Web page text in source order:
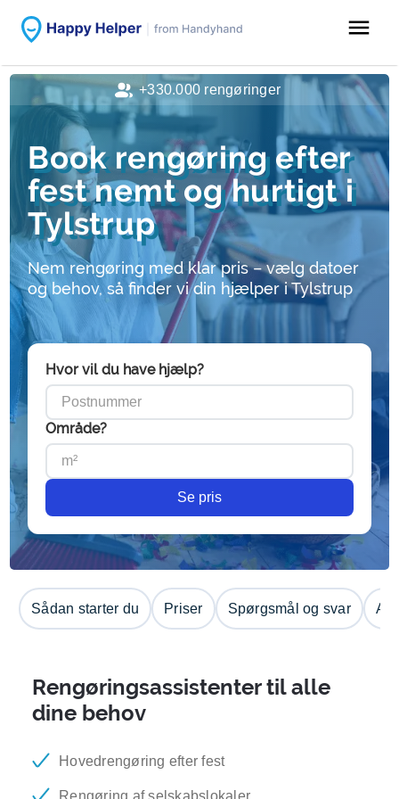
menu
Book rengøring efter
fest nemt og hurtigt i
Tylstrup
Nem rengøring med klar pris – vælg datoer
og behov, så finder vi din hjælper i Tylstrup
Hvor vil du have hjælp?
Område?
Se pris
Sådan starter du Priser Spørgsmål og svar
Rengøringsassistenter til alle
dine behov
Hovedrengøring efter fest
Rengøring af selskabslokaler
+330.000 rengøringer